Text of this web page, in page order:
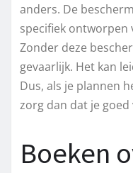
anders. De
specifiek
Zonder deze
gevaarlijk. Het kan
Dus, als je plannen
zorg dan dat je
Boeken